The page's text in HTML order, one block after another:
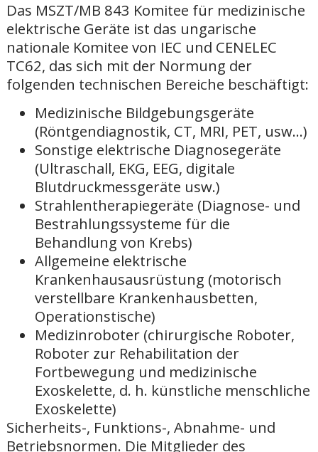
Das MSZT/MB 843 Komitee für medizinische
elektrische Geräte ist das ungarische
nationale Komitee von IEC und CENELEC
TC62, das sich mit der Normung der
folgenden technischen Bereiche beschäftigt:
Medizinische Bildgebungsgeräte
(Röntgendiagnostik, CT, MRI, PET, usw...)
Sonstige elektrische Diagnosegeräte
(Ultraschall, EKG, EEG, digitale
Blutdruckmessgeräte usw.)
Strahlentherapiegeräte (Diagnose- und
Bestrahlungssysteme für die
Behandlung von Krebs)
Allgemeine elektrische
Krankenhausausrüstung (motorisch
verstellbare Krankenhausbetten,
Operationstische)
Medizinroboter (chirurgische Roboter,
Roboter zur Rehabilitation der
Fortbewegung und medizinische
Exoskelette, d. h. künstliche menschliche
Exoskelette)
Sicherheits-, Funktions-, Abnahme- und
Betriebsnormen. Die Mitglieder des